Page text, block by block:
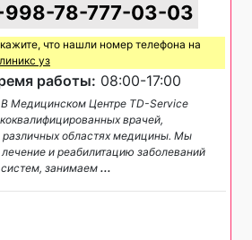
78-777-03-03
что нашли номер телефона на
уз
работы: 08:00-17:00
В Медицинском Центре TD-Service
врачей,
областях медицины. Мы
и реабилитацию заболеваний
занимаем ...